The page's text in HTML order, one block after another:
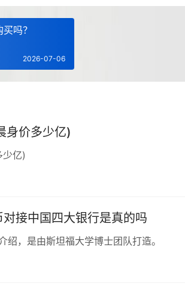
吗？
2026-07-06
身价多少亿)
亿)
接中国四大银行是真的吗
，是由斯坦福大学博士团队打造。